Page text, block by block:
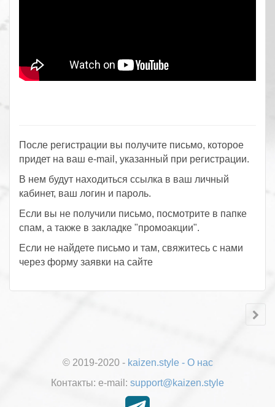
После регистрации вы получите письмо, которое
придет на ваш e-mail, указанный при регистрации.
В нем будут находиться ссылка в ваш личный
кабинет, ваш логин и пароль.
Если вы не получили письмо, посмотрите в папке
спам, а также в закладке "промоакции".
Если не найдете письмо и там, свяжитесь с нами
через форму заявки на сайте
© 2019-2020 - kaizen.style- О нас
Контакты: е-mail: support@kaizen.style